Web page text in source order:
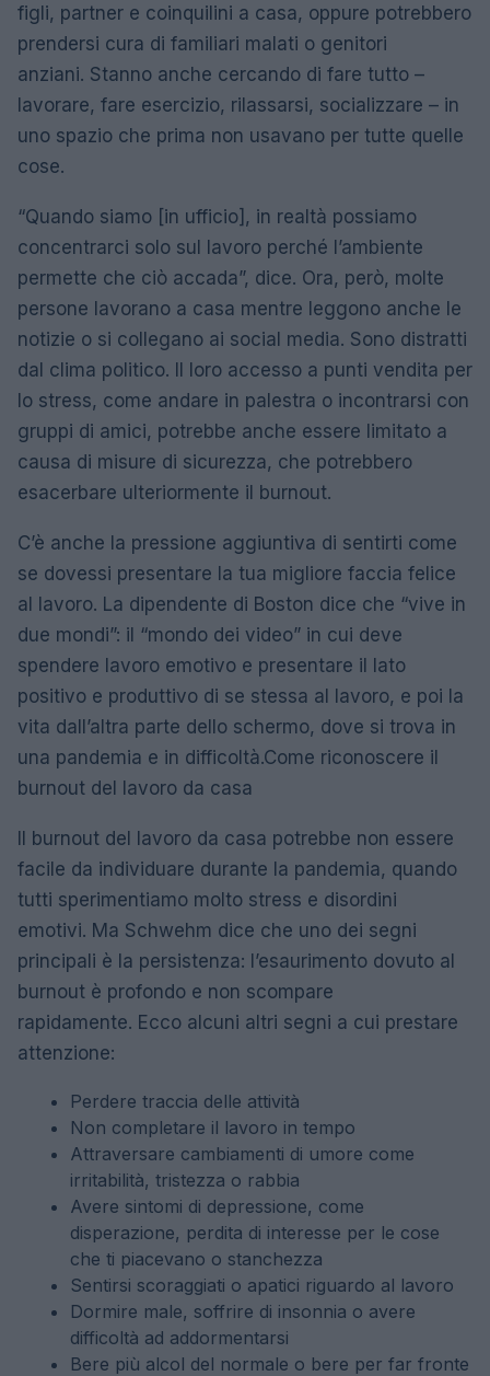
figli, partner e coinquilini a casa, oppure potrebbero
prendersi cura di familiari malati o genitori
anziani. Stanno anche cercando di fare tutto –
lavorare, fare esercizio, rilassarsi, socializzare – in
uno spazio che prima non usavano per tutte quelle
cose.
“Quando siamo [in ufficio], in realtà possiamo
concentrarci solo sul lavoro perché l’ambiente
permette che ciò accada”, dice. Ora, però, molte
persone lavorano a casa mentre leggono anche le
notizie o si collegano ai social media. Sono distratti
dal clima politico. Il loro accesso a punti vendita per
lo stress, come andare in palestra o incontrarsi con
gruppi di amici, potrebbe anche essere limitato a
causa di misure di sicurezza, che potrebbero
esacerbare ulteriormente il burnout.
C’è anche la pressione aggiuntiva di sentirti come
se dovessi presentare la tua migliore faccia felice
al lavoro. La dipendente di Boston dice che “vive in
due mondi”: il “mondo dei video” in cui deve
spendere lavoro emotivo e presentare il lato
positivo e produttivo di se stessa al lavoro, e poi la
vita dall’altra parte dello schermo, dove si trova in
una pandemia e in difficoltà.Come riconoscere il
burnout del lavoro da casa
Il burnout del lavoro da casa potrebbe non essere
facile da individuare durante la pandemia, quando
tutti sperimentiamo molto stress e disordini
emotivi. Ma Schwehm dice che uno dei segni
principali è la persistenza: l’esaurimento dovuto al
burnout è profondo e non scompare
rapidamente. Ecco alcuni altri segni a cui prestare
attenzione:
Perdere traccia delle attività
Non completare il lavoro in tempo
Attraversare cambiamenti di umore come
irritabilità, tristezza o rabbia
Avere sintomi di depressione, come
disperazione, perdita di interesse per le cose
che ti piacevano o stanchezza
Sentirsi scoraggiati o apatici riguardo al lavoro
Dormire male, soffrire di insonnia o avere
difficoltà ad addormentarsi
Bere più alcol del normale o bere per far fronte